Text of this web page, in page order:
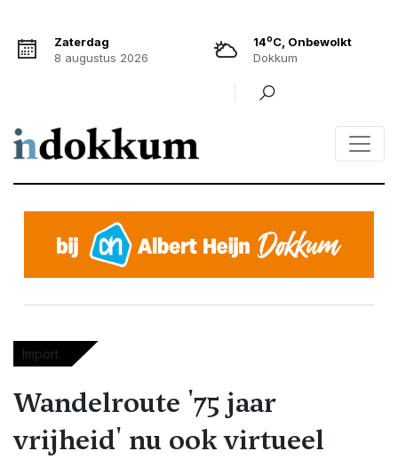
Zaterdag
8 augustus 2026
14oC, Onbewolkt
Dokkum
Import
Wandelroute '75 jaar
vrijheid' nu ook virtueel